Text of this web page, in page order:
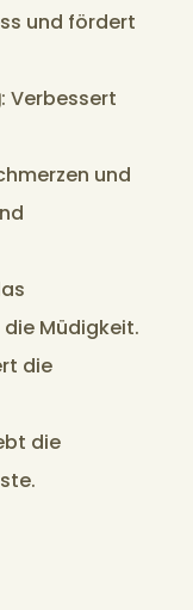
und fördert
: Verbessert
und
Müdigkeit.
die
die